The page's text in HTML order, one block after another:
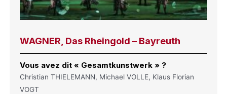
WAGNER, Das Rheingold – Bayreuth
Vous avez dit « Gesamtkunstwerk » ?
Christian THIELEMANN, Michael VOLLE, Klaus Florian
VOGT